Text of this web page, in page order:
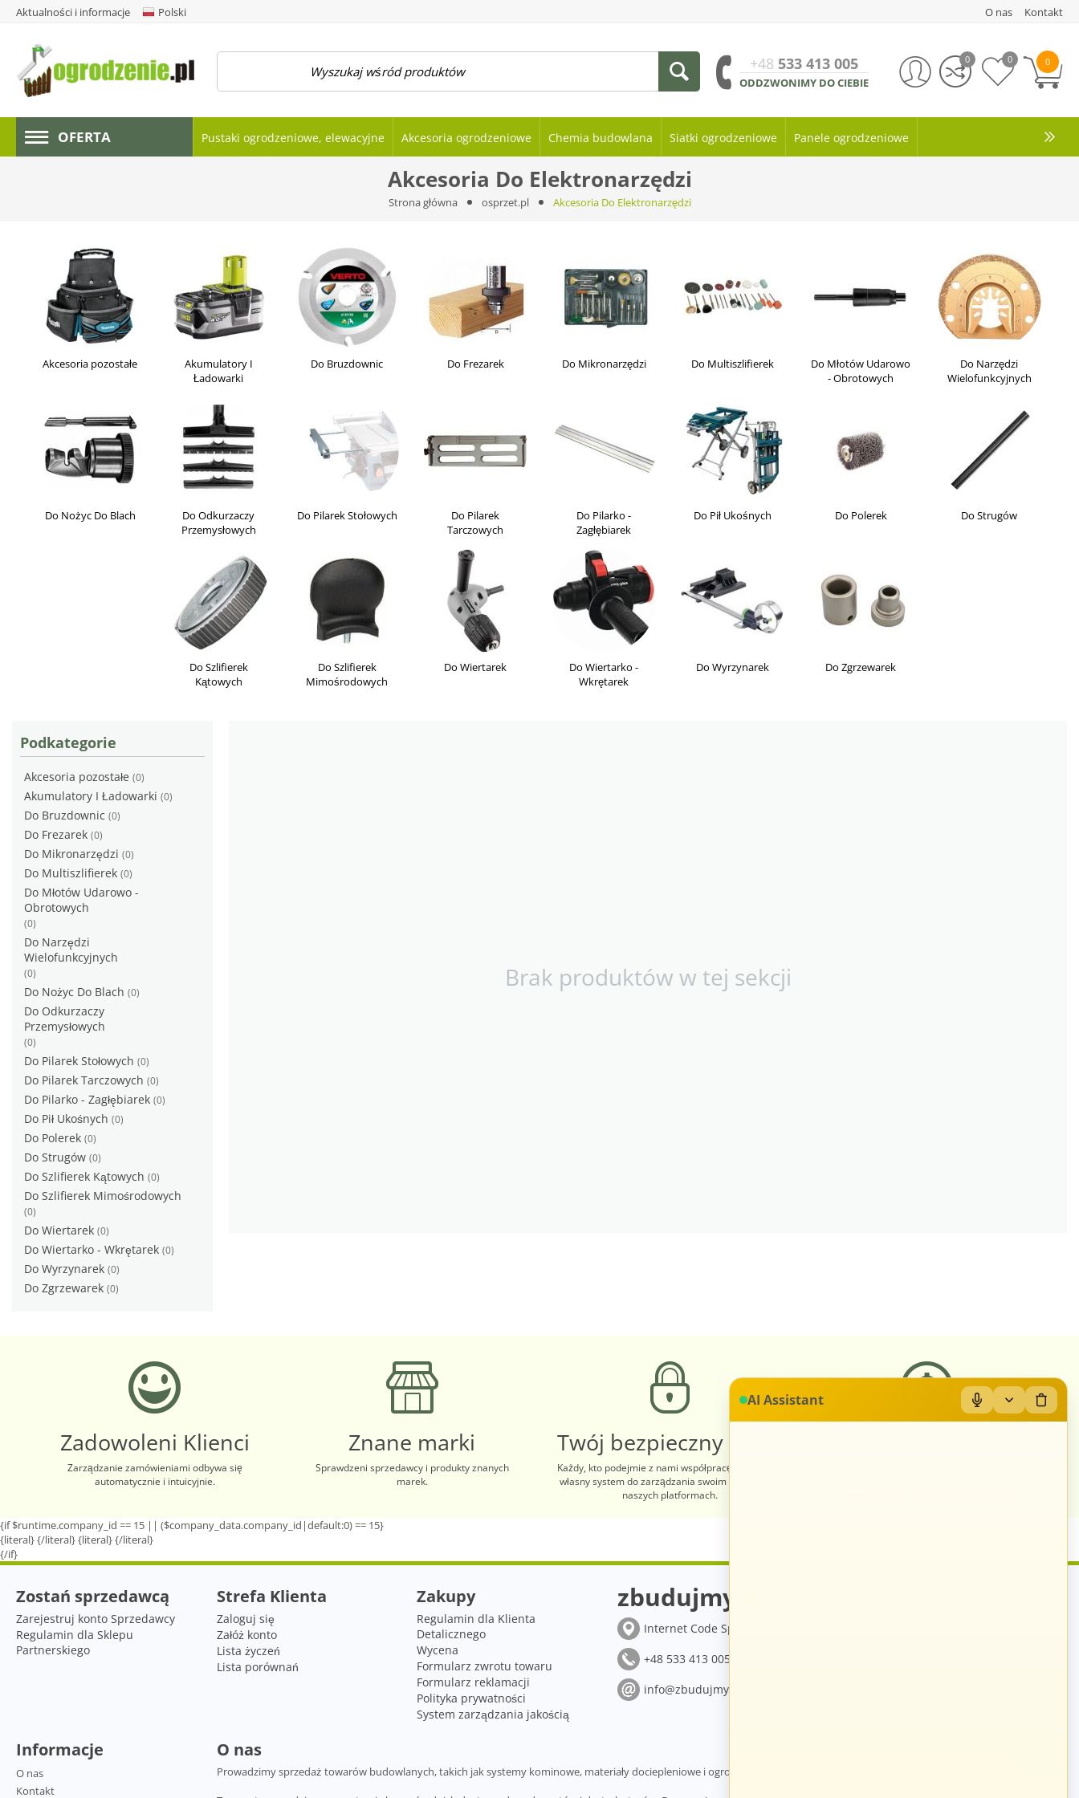
Aktualności i informacje Polski O nas Kontakt
+48 533 413 005
ODDZWONIMY DO CIEBIE
0
0 0
OFERTA Pustaki ogrodzeniowe, elewacyjne Akcesoria ogrodzeniowe Chemia budowlana Siatki ogrodzeniowe Panele ogrodzeniowe
Akcesoria Do Elektronarzędzi
Strona główna osprzet.pl Akcesoria Do Elektronarzędzi
Akcesoria pozostałe
Akumulatory I
Ładowarki
Do Bruzdownic Do Frezarek Do Mikronarzędzi Do Multiszlifierek
Do Młotów Udarowo
- Obrotowych
Do Narzędzi
Wielofunkcyjnych
Do Nożyc Do Blach
Do Odkurzaczy
Przemysłowych
Do Pilarek Stołowych
Do Pilarek
Tarczowych
Do Pilarko -
Zagłębiarek
Do Pił Ukośnych Do Polerek Do Strugów
Do Szlifierek
Kątowych
Do Szlifierek
Mimośrodowych
Do Wiertarek
Do Wiertarko -
Wkrętarek
Do Wyrzynarek Do Zgrzewarek
Podkategorie
Akcesoria pozostałe (0)
Akumulatory I Ładowarki (0)
Do Bruzdownic (0)
Do Frezarek (0)
Do Mikronarzędzi (0)
Do Multiszlifierek (0)
Do Młotów Udarowo -
Obrotowych
(0)
Do Narzędzi
Wielofunkcyjnych
(0)
Do Nożyc Do Blach (0)
Do Odkurzaczy
Przemysłowych
(0)
Do Pilarek Stołowych (0)
Do Pilarek Tarczowych (0)
Do Pilarko - Zagłębiarek (0)
Do Pił Ukośnych (0)
Do Polerek (0)
Do Strugów (0)
Do Szlifierek Kątowych (0)
Do Szlifierek Mimośrodowych
(0)
Do Wiertarek (0)
Do Wiertarko - Wkrętarek (0)
Do Wyrzynarek (0)
Do Zgrzewarek (0)
menu
Brak produktów w tej sekcji
Zadowoleni Klienci
Zarządzanie zamówieniami odbywa się
automatycznie i intuicyjnie.
Znane marki
Sprawdzeni sprzedawcy i produkty znanych
marek.
Twój bezpieczny sklep
Każdy, kto podejmie z nami współpracę, otrzymuje
własny system do zarządzania swoim sklepem na
naszych platformach.
{if $runtime.company_id == 15 || ($company_data.company_id|default:0) == 15}
{literal}{/literal}
AI Assistant
{literal}{/literal}
{/if}
Zostań sprzedawcą
Zarejestruj konto Sprzedawcy
Regulamin dla Sklepu
Partnerskiego
Strefa Klienta
Zaloguj się
Załóż konto
Lista życzeń
Lista porównań
Zakupy
Regulamin dla Klienta
Detalicznego
Wycena
Formularz zwrotu towaru
Formularz reklamacji
Polityka prywatności
System zarządzania jakością
zbudujmy.pl
Internet Code Sp. z o.o., ul. św. Rocha 4a, 35-330 Rzeszów, Polska
+48 533 413 005
info@zbudujmy.pl
Informacje
O nas
Kontakt
O nas
Prowadzimy sprzedaż towarów budowlanych, takich jak systemy kominowe, materiały dociepleniowe i ogrodzeniowe, technika grzewcza oraz osprzęt do domu i ogrodu.